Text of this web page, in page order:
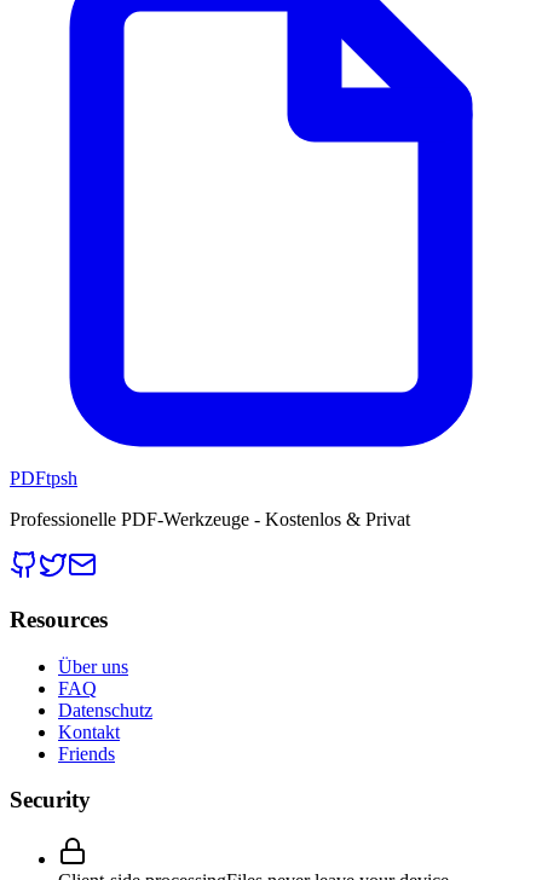
PDFtpsh
Professionelle PDF-Werkzeuge - Kostenlos & Privat
Resources
Über uns
FAQ
Datenschutz
Kontakt
Friends
Security